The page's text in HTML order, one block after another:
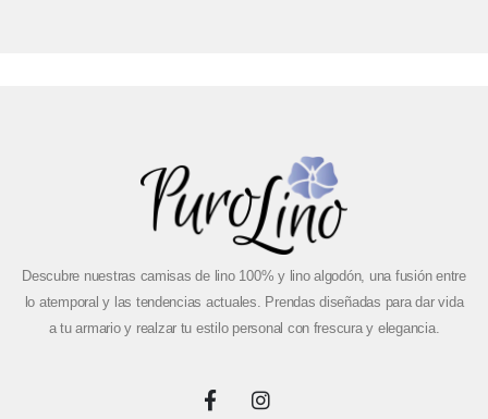
Descubre nuestras camisas de lino 100% y lino algodón, una fusión entre
lo atemporal y las tendencias actuales. Prendas diseñadas para dar vida
a tu armario y realzar tu estilo personal con frescura y elegancia.